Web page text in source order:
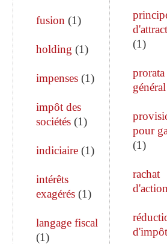
fusion (1)
holding (1)
impenses(1)
impôt des
sociétés(1)
indiciaire(1)
intérêts
exagérés(1)
langage fiscal
(1)
(1)
prorata
général
pour
(1)
rachat
d'impôt